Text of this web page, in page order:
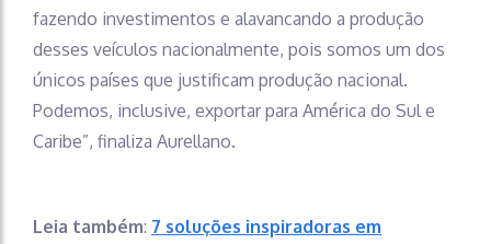
fazendo investimentos e alavancando a produção
desses veículos nacionalmente, pois somos um dos
únicos países que justificam produção nacional.
Podemos, inclusive, exportar para América do Sul e
Caribe”, finaliza Aurellano.
Leia também: 7 soluções inspiradoras em